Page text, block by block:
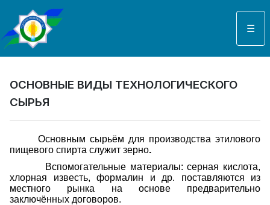
☰
ОСНОВНЫЕ ВИДЫ ТЕХНОЛОГИЧЕСКОГО
СЫРЬЯ
Основным сырьём для производства этилового
пищевого спирта служит зерно.
Вспомогательные материалы: серная кислота,
хлорная известь, формалин и др. поставляются из
местного рынка на основе предварительно
заключённых договоров.